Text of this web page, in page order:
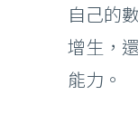
自己的
增生，
能力。